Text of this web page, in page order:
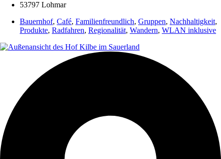
53797 Lohmar
Bauernhof, Café, Familienfreundlich, Gruppen, Nachhaltigkeit,
Produkte, Radfahren, Regionalität, Wandern, WLAN inklusive